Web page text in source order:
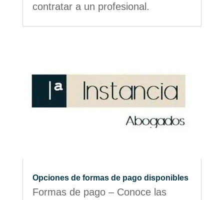
contratar a un profesional.
Opciones de formas de pago disponibles
Formas de pago – Conoce las